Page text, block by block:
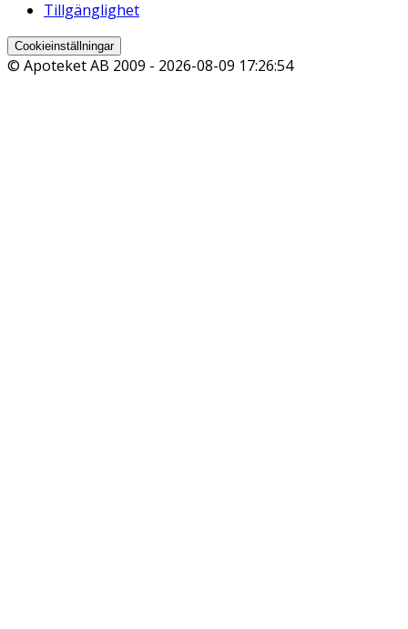
Tillgänglighet
Cookieinställningar
© Apoteket AB 2009 - 2026-08-09 17:26:54